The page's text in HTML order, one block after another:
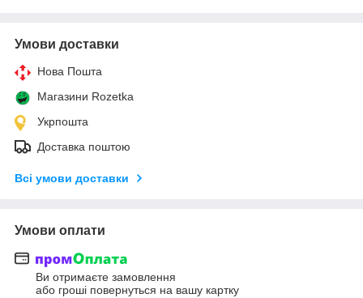
Умови доставки
Нова Пошта
Магазини Rozetka
Укрпошта
Доставка поштою
Всі умови доставки
Умови оплати
Ви отримаєте замовлення
або гроші повернуться на вашу картку